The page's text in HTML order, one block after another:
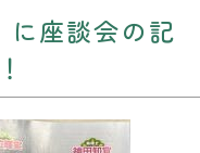
座談会の記